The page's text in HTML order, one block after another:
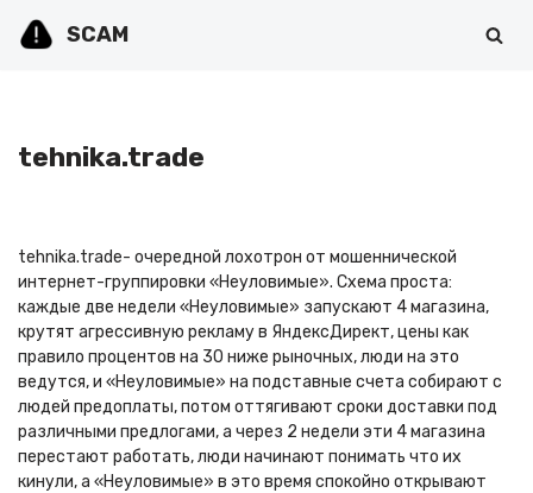
SCAM
tehnika.trade
tehnika.trade- очередной лохотрон от мошеннической
интернет-группировки «Неуловимые». Схема проста:
каждые две недели «Неуловимые» запускают 4 магазина,
крутят агрессивную рекламу в ЯндексДирект, цены как
правило процентов на 30 ниже рыночных, люди на это
ведутся, и «Неуловимые» на подставные счета собирают с
людей предоплаты, потом оттягивают сроки доставки под
различными предлогами, а через 2 недели эти 4 магазина
перестают работать, люди начинают понимать что их
кинули, а «Неуловимые» в это время спокойно открывают